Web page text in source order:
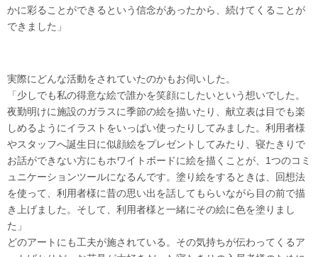
かに彩ることができるという信念があったから、続けてくることが
できました」
実際にどんな活動をされていたのかもお伺いした。
「少しでも私の得意な絵で誰かを笑顔にしたいという想いでした。
夜勤明けに施設のガラスに季節の絵を描いたり、献立表は目でも楽
しめるようにイラストをいっぱい使ったりしてみました。利用者様
やスタッフへ誕生日に似顔絵をプレゼントしてみたり、寝たきりで
お話ができない方にもホワイトボードに絵を描くことが、1つのコミ
ュニケーションツールになるんです。塗り絵をするときは、回想法
を使って、利用者様に昔の思い出を話してもらいながら目の前で描
き上げました。そして、利用者様と一緒にその絵に色を塗りまし
た」
どのアートにも工夫が施されている。その気持ちが伝わってくるア